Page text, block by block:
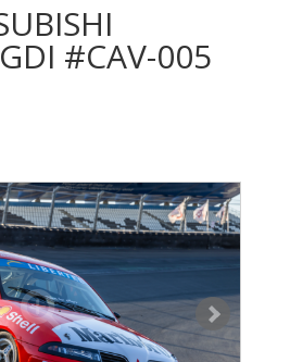
#CAV-005